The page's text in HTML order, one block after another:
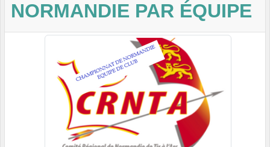
NORMANDIE PAR ÉQUIPE